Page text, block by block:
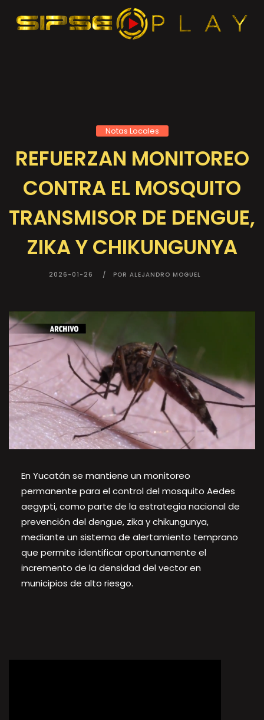
Notas Locales
REFUERZAN MONITOREO
CONTRA EL MOSQUITO
TRANSMISOR DE DENGUE,
ZIKA Y CHIKUNGUNYA
2026-01-26 POR ALEJANDRO MOGUEL
En Yucatán se mantiene un monitoreo
permanente para el control del mosquito Aedes
aegypti, como parte de la estrategia nacional de
prevención del dengue, zika y chikungunya,
mediante un sistema de alertamiento temprano
que permite identificar oportunamente el
incremento de la densidad del vector en
municipios de alto riesgo.